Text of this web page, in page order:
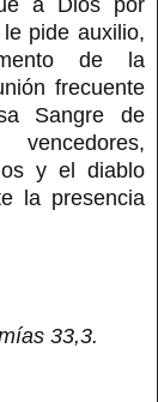
pide auxilio,
de la
frecuente
Sangre de
y el diablo
la presencia
33,3.